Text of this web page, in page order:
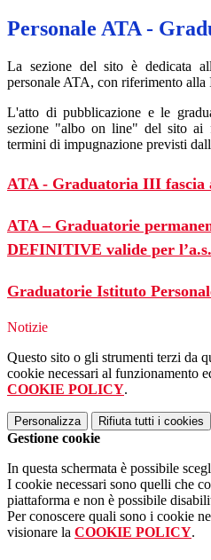
Personale ATA -
La sezione del sito è dedicata
personale ATA, con riferimento
L'atto di pubblicazione e le
sezione "albo on line" del sito ai
termini di impugnazione previsti
ATA - Graduatoria III fascia
ATA – Graduatorie
DEFINITIVE valide per
Graduatorie Istituto
Notizie
Questo sito o gli strumenti terzi da
cookie necessari al funzionamento
COOKIE POLICY.
Personalizza Rifiuta tutti i cookies
Gestione cookie
In questa schermata è possibile
I cookie necessari sono quelli che
piattaforma e non è possibile
Per conoscere quali sono i cookie
visionare la COOKIE POLICY.